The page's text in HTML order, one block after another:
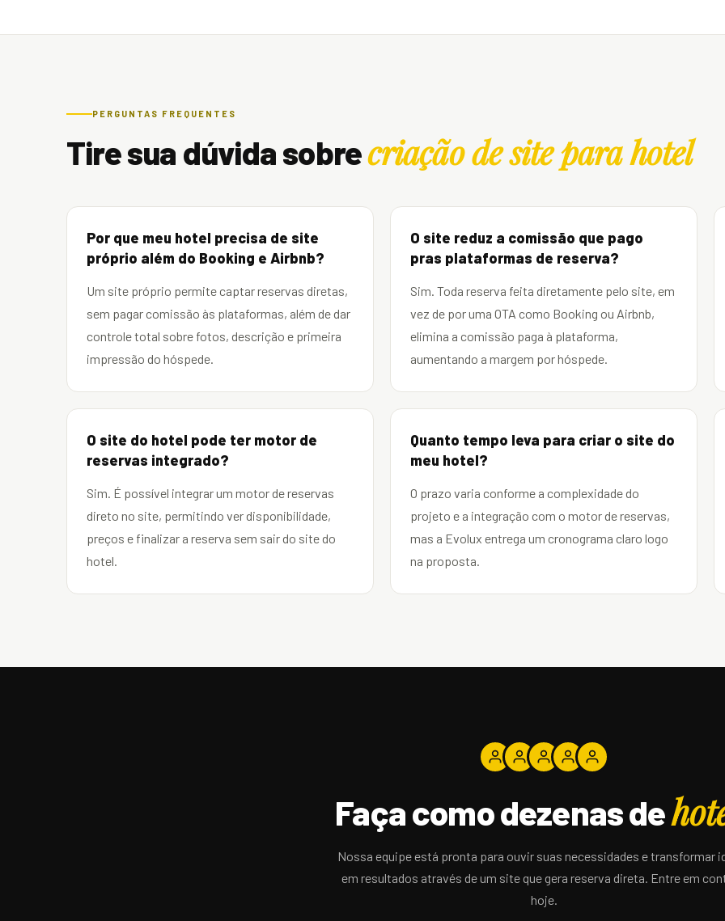
PERGUNTAS FREQUENTES
Tire sua dúvida sobrecriação de site para hotel
Por que meu hotel precisa de site
próprio além do Booking e Airbnb?
Um site próprio permite captar reservas diretas,
sem pagar comissão às plataformas, além de dar
controle total sobre fotos, descrição e primeira
impressão do hóspede.
O site reduz a comissão que pago
pras plataformas de reserva?
Sim. Toda reserva feita diretamente pelo site, em
vez de por uma OTA como Booking ou Airbnb,
elimina a comissão paga à plataforma,
aumentando a margem por hóspede.
O site do hotel pode ter motor de
reservas integrado?
Sim. É possível integrar um motor de reservas
direto no site, permitindo ver disponibilidade,
preços e finalizar a reserva sem sair do site do
hotel.
Quanto tempo leva para criar o site do
meu hotel?
O prazo varia conforme a complexidade do
projeto e a integração com o motor de reservas,
mas a Evolux entrega um cronograma claro logo
na proposta.
Faça como dezenas de
Nossa equipe está pronta para ouvir suas necessidades e transformar
em resultados através de um site que gera reserva direta. Entre em
hoje.